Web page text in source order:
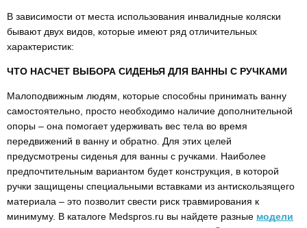
В зависимости от места использования инвалидные коляски
бывают двух видов, которые имеют ряд отличительных
характеристик:
ЧТО НАСЧЕТ ВЫБОРА СИДЕНЬЯ ДЛЯ ВАННЫ С РУЧКАМИ
Малоподвижным людям, которые способны принимать ванну
самостоятельно, просто необходимо наличие дополнительной
опоры – она помогает удерживать вес тела во время
передвижений в ванну и обратно. Для этих целей
предусмотрены сиденья для ванны с ручками. Наиболее
предпочтительным вариантом будет конструкция, в которой
ручки защищены специальными вставками из антискользящего
материала – это позволит свести риск травмирования к
минимуму. В каталоге Medspros.ru вы найдете разные модели